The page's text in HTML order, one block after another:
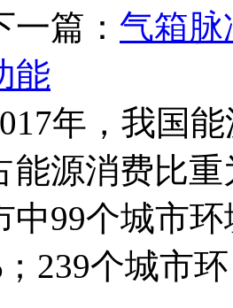
： 气箱脉
能
年，我国
能源消费比
中99个城市
239个城市环